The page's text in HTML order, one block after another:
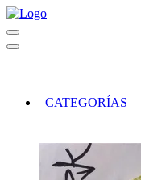
CATEGORÍAS